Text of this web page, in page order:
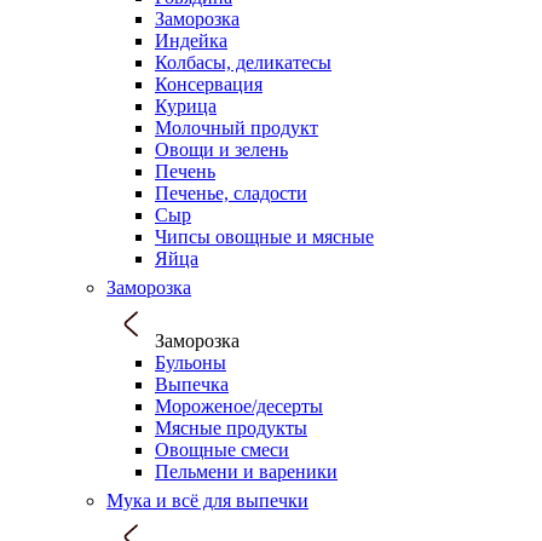
Заморозка
Индейка
Колбасы, деликатесы
Консервация
Курица
Молочный продукт
Овощи и зелень
Печень
Печенье, сладости
Сыр
Чипсы овощные и мясные
Яйца
Заморозка
Заморозка
Бульоны
Выпечка
Мороженое/десерты
Мясные продукты
Овощные смеси
Пельмени и вареники
Мука и всё для выпечки